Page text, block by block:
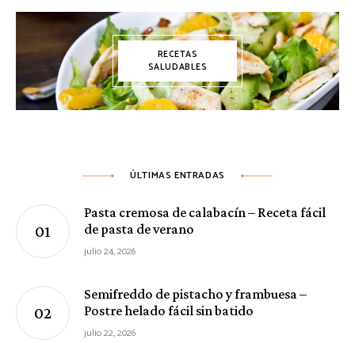
RECETAS
SALUDABLES
ÚLTIMAS ENTRADAS
Pasta cremosa de calabacín – Receta fácil
de pasta de verano
julio 24, 2026
Semifreddo de pistacho y frambuesa –
Postre helado fácil sin batido
julio 22, 2026